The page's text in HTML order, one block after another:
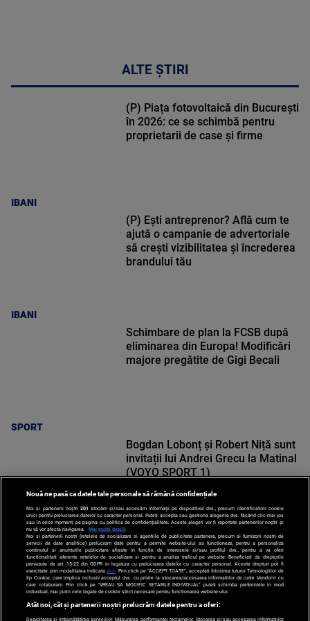
ALTE ȘTIRI
IBANI
(P) Piața fotovoltaică din București
în 2026: ce se schimbă pentru
proprietarii de case și firme
IBANI
(P) Ești antreprenor? Află cum te
ajută o campanie de advertoriale
să crești vizibilitatea și încrederea
brandului tău
SPORT
Schimbare de plan la FCSB după
eliminarea din Europa! Modificări
majore pregătite de Gigi Becali
SPORT
Bogdan Lobonț și Robert Niță sunt
invitații lui Andrei Grecu la Matinal
(VOYO SPORT 1)
Nouă ne pasă ca datele tale personale să rămână confidențiale
Noi și partenerii noștri 201 stocăm și/sau accesăm informații pe dispozitivul dvs., precum identificatorii cookie
unici pentru prelucrarea datelor cu caracter personal. Puteți accepta sau gestiona alegerile dvs. făcând clic mai jos
sau în orice moment, pe pagina cu politica de confidențialitate. Aceste alegeri vor fi raportate partenerilor noștri și
nu vă vor afecta navigarea.
Mai multe detalii
Noi si partenerii nostri (retelele de socializare si agentiile de publicitate partenere, precum si furnizorii nostri de
servicii de date analitice) prelucram date pentru a permite website-ului sa functioneze, pentru a personaliza
continutul si anunturile publicitare afisate in functie de interesele si/sau profilul dvs., pentru a va oferi
functionalitati aferente retelelor de socializare si pentru a analiza traficul pe website. Beneficiati de drepturile
prevazute de art. 15-22 din GDPR in legatura cu prelucrarea datelor cu caracter personal. Aceste drepturi pot fi
exercitate prin modalitatea indicataaici . Prin click pe “ACCEPT TOATE”, acceptati folosirea tuturor Tehnologiilor de
tip Cookie, care implica inclusiv acceptul dvs. cu privire la stocarea/accesarea informatiilor de catre Vendor-ii cu
care colaboram. Prin click pe “VREAU SA MODIFIC SETARILE INDIVIDUAL” puteti schimba preferintele in mod
individual, mai putin cele legate de cookie strict necesare pentru functionarea website-ului.
Atât noi, cât și partenerii noștri prelucrăm datele pentru a oferi:
Dezvoltarea și îmbunătățirea serviciilor. Măsurarea performanței reclamelor. Stocarea și/sau accesarea informațiilor